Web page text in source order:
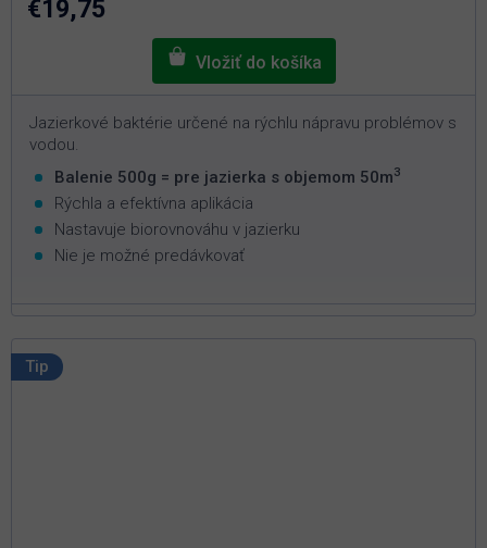
€19,75
Jazierkové baktérie určené na rýchlu nápravu problémov s
vodou.
Balenie 500g = pre jazierka s objemom 50m3
Rýchla a efektívna aplikácia
Nastavuje biorovnováhu v jazierku
Nie je možné predávkovať
Tip